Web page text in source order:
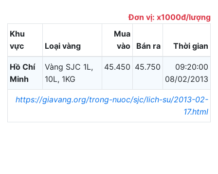
Đơn vị: x1000đ/lượng
Khu
vực
Loại vàng
Mua
vào
Bán ra Thời gian
Hồ Chí
Minh
Vàng SJC 1L,
10L, 1KG
45.450 45.750
09:20:00
08/02/2013
https://giavang.org/trong-nuoc/sjc/lich-su/2013-02-
17.html